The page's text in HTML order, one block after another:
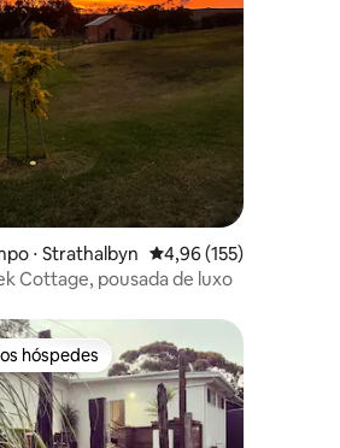
de 5, 203 avaliações
⋅ Strathalbyn 4,96 de uma avaliação
4,96 (155)
Cottage, pousada de luxo
hóspedes
hóspedes